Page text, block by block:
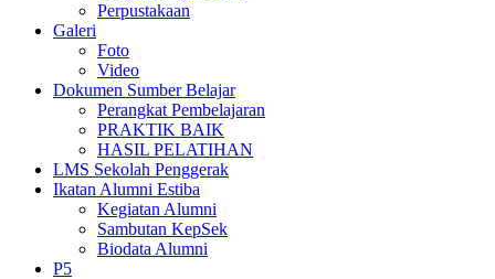
Perpustakaan
Galeri
Foto
Video
Dokumen Sumber Belajar
Perangkat Pembelajaran
PRAKTIK BAIK
HASIL PELATIHAN
LMS Sekolah Penggerak
Ikatan Alumni Estiba
Kegiatan Alumni
Sambutan KepSek
Biodata Alumni
P5